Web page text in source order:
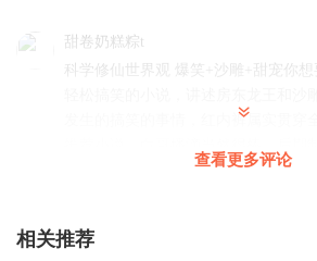
甜卷奶糕粽t
科学修仙世界观 爆笑+沙雕+甜宠你
发生的搞笑的事情，红内裤属实贯穿
小安abc
查看更多评论
相关推荐